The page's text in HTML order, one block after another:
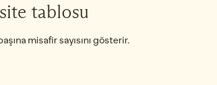
tablosu
misafir sayısını gösterir.